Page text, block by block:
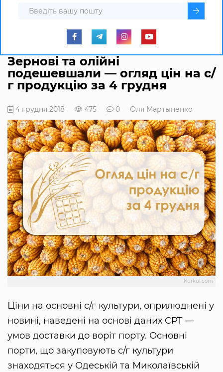
Зернові та олійні
подешевшали — огляд цін на с/
г продукцію за 4 грудня
4 грудня 2018 475 0 Оля Мартыненко
Kurkul.com
Ціни на основні с/г культури, оприлюднені у
новині, наведені на основі даних CPT —
умов доставки до воріт порту. Основні
порти, що закуповують с/г культури
знаходяться у Одеській та Миколаївській